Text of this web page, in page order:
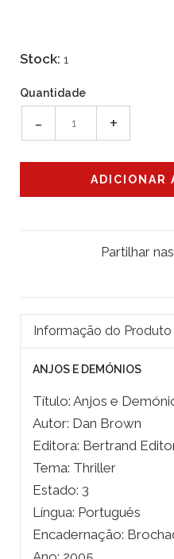
Stock: 1
Quantidade
- +
Partilhar
Informação do Produto
ANJOS E DEMÓNIOS
Título: Anjos e
Autor: Dan Brown
Editora: Bertrand
Tema: Thriller
Estado: 3
Língua: Português
Encadernação: